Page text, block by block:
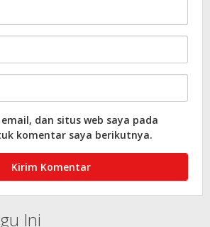
dan situs web saya pada
komentar saya berikutnya.
Ini